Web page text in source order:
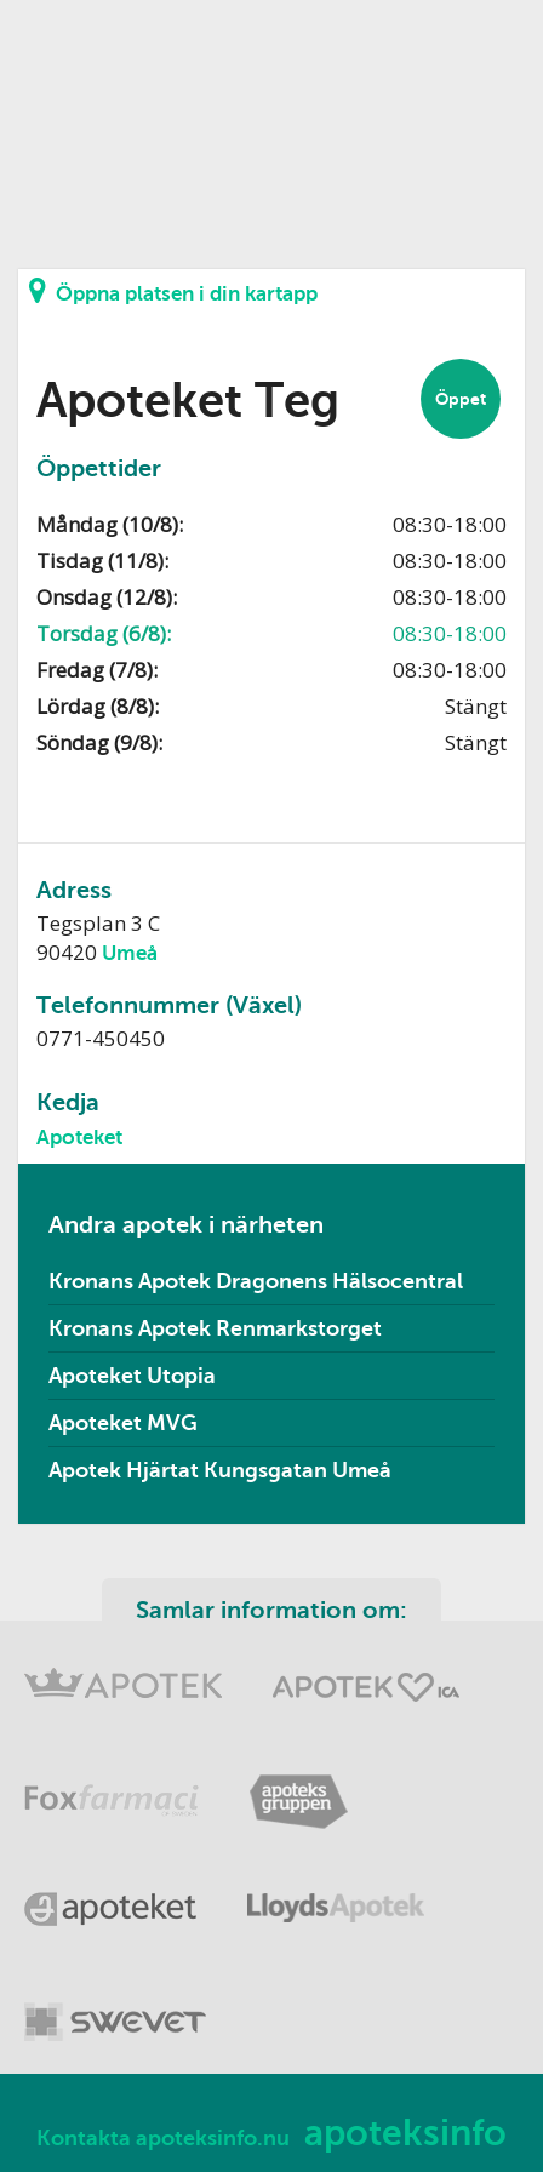
Öppna platsen i din kartapp
Öppet
Apoteket Teg
Öppettider
Måndag (10/8):
08:30-18:00
Tisdag (11/8):
08:30-18:00
Onsdag (12/8):
08:30-18:00
Torsdag (6/8):
08:30-18:00
Fredag (7/8):
08:30-18:00
Lördag (8/8):
Stängt
Söndag (9/8):
Stängt
Adress
Tegsplan 3 C
90420 Umeå
Telefonnummer (Växel)
0771-450450
Kedja
Apoteket
Andra apotek i närheten
Kronans Apotek Dragonens Hälsocentral
Kronans Apotek Renmarkstorget
Apoteket Utopia
Apoteket MVG
Apotek Hjärtat Kungsgatan Umeå
Samlar information om:
Kontakta apoteksinfo.nu apoteksinfo